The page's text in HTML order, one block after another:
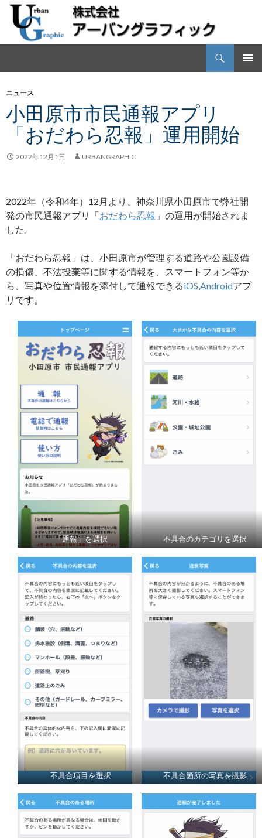
テ
ン
ツ
キ
ニュース
小田原市市民通報アプリ
「おだわら忍報」運用開始
2022年12月1日 URBANGRAPHIC
2022年（令和4年）12月より、神奈川県小田原市で弊社開
発の市民通報アプリ「おだわら忍報 」の運用が開始されま
した。
「おだわら忍報」は、小田原市が管理する道路や公園設備
の損傷、不法投棄等に関する情報を、スマートフォン等か
ら、写真や位置情報を添付して通報できるiOS Androidアプ
リです。
「通報」を選択 不具合のカテゴリを選択
不具合項目を選択 不具合箇所の写真を撮影